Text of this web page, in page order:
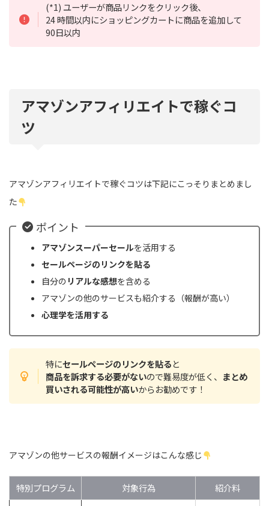
(*1) ユーザーが商品リンクをクリック後、
24 時間以内にショッピングカートに商品を追加して
90日以内
アマゾンアフィリエイトで稼ぐコ
ツ
アマゾンアフィリエイトで稼ぐコツは下記にこっそりまとめまし
た
ポイント
アマゾンスーパーセールを活用する
セールページのリンクを貼る
自分の リアルな感想を含める
アマゾンの他のサービスも紹介する（報酬が高い）
心理学を活用する
特にセールページのリンクを貼ると
商品を訴求する必要がないので難易度が低く、 まとめ
買いされる可能性が高いからお勧めです！
アマゾンの他サービスの報酬イメージはこんな感じ
特別プログラム 対象行為
紹介料